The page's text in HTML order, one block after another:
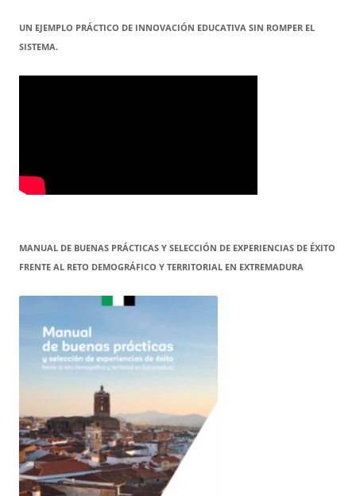
UN EJEMPLO PRÁCTICO DE INNOVACIÓN EDUCATIVA SIN ROMPER EL
SISTEMA.
MANUAL DE BUENAS PRÁCTICAS Y SELECCIÓN DE EXPERIENCIAS DE ÉXITO
FRENTE AL RETO DEMOGRÁFICO Y TERRITORIAL EN EXTREMADURA